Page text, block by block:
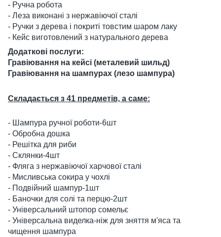
- Ручна робота
- Леза виконані з нержавіючої сталі
- Ручки з дерева і покриті товстим шаром лаку
- Кейс виготовлений з натурального дерева
Додаткові послуги:
Гравіювання на кейсі (металевий шильд)
Гравіювання на шампурах (лезо шампура)
Складається з 41 предметів, а саме:
- Шампура ручної роботи-6шт
- Обробна дошка
- Решітка для риби
- Склянки-4шт
- Фляга з нержавіючої харчової сталі
- Мисливська сокира у чохлі
- Подвійний шампур-1шт
- Баночки для солі та перцю-2шт
- Універсальний штопор сомельє
- Універсальна виделка-ніж для зняття м'яса та
чищення шампура